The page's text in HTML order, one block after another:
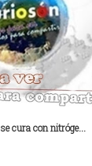
cura con nitróge...